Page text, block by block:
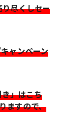
尽くしセー
ャンペーン
」はこち
ますので、